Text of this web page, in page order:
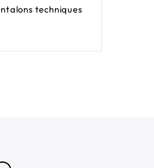
techniques